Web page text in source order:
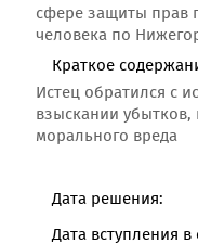
сфере защиты прав
человека по
Краткое
Истец обратился с
взыскании
морального вреда
Дата решения:
Дата вступления в